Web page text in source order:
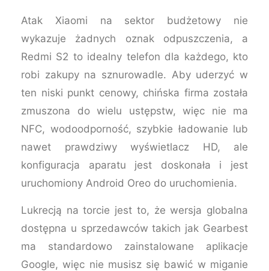
Atak Xiaomi na sektor budżetowy nie
wykazuje żadnych oznak odpuszczenia, a
Redmi S2 to idealny telefon dla każdego, kto
robi zakupy na sznurowadle. Aby uderzyć w
ten niski punkt cenowy, chińska firma została
zmuszona do wielu ustępstw, więc nie ma
NFC, wodoodporność, szybkie ładowanie lub
nawet prawdziwy wyświetlacz HD, ale
konfiguracja aparatu jest doskonała i jest
uruchomiony Android Oreo do uruchomienia.
Lukrecją na torcie jest to, że wersja globalna
dostępna u sprzedawców takich jak Gearbest
ma standardowo zainstalowane aplikacje
Google, więc nie musisz się bawić w miganie